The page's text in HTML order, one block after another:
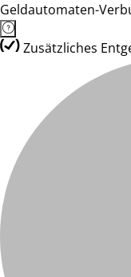
Geldautomaten-
Zusätzliches